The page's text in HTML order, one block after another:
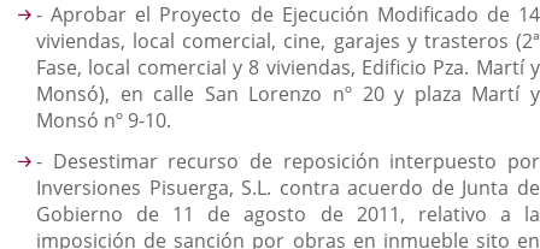
- Aprobar el Proyecto de Ejecución Modificado de 14
viviendas, local comercial, cine, garajes y trasteros (2ª
Fase, local comercial y 8 viviendas, Edificio Pza. Martí y
Monsó), en calle San Lorenzo nº 20 y plaza Martí y
Monsó nº 9-10.
- Desestimar recurso de reposición interpuesto por
Inversiones Pisuerga, S.L. contra acuerdo de Junta de
Gobierno de 11 de agosto de 2011, relativo a la
imposición de sanción por obras en inmueble sito en